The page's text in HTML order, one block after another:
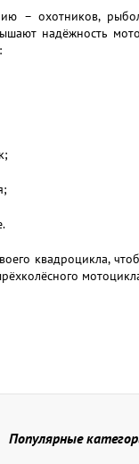
– охотников,
надёжность
квадроцикла,
Популярные